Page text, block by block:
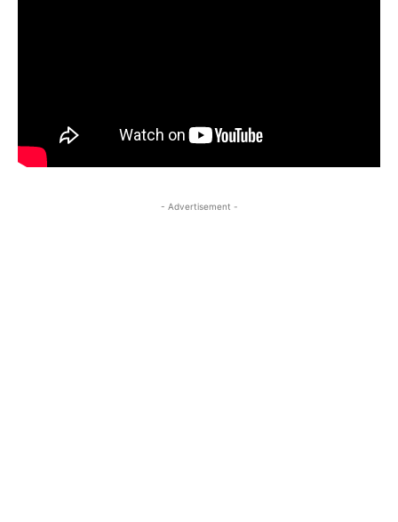
- Advertisement -